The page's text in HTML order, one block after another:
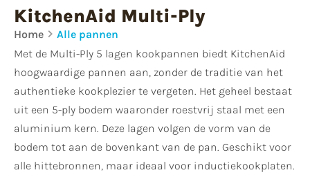
KitchenAid Multi-Ply
Home
Alle pannen
Met de Multi-Ply 5 lagen kookpannen biedt KitchenAid
hoogwaardige pannen aan, zonder de traditie van het
authentieke kookplezier te vergeten. Het geheel bestaat
uit een 5-ply bodem waaronder roestvrij staal met een
aluminium kern. Deze lagen volgen de vorm van de
bodem tot aan de bovenkant van de pan. Geschikt voor
alle hittebronnen, maar ideaal voor inductiekookplaten.